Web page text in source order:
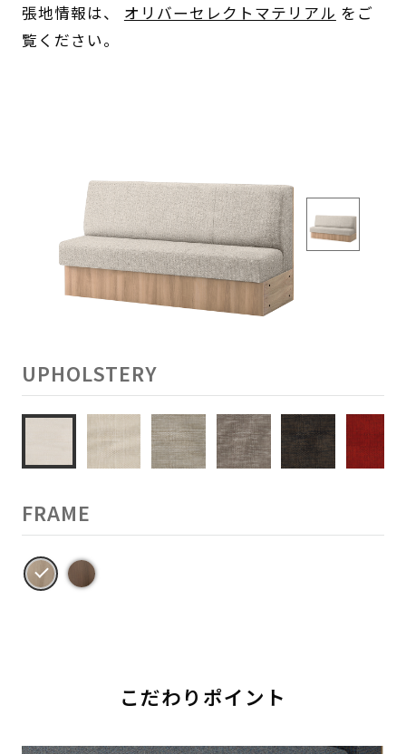
張地情報は、 オリバーセレクトマテリアル をご
覧ください。
UPHOLSTERY
FRAME
こだわりポイント